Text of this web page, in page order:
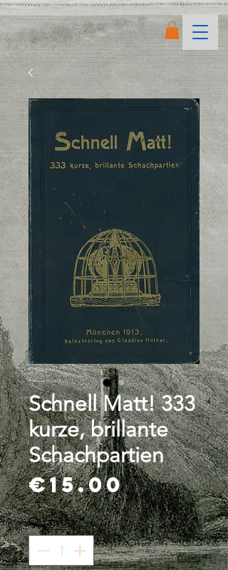
Schnell Matt! 333
kurze, brillante
Schachpartien
€15.00Price
Quantity*